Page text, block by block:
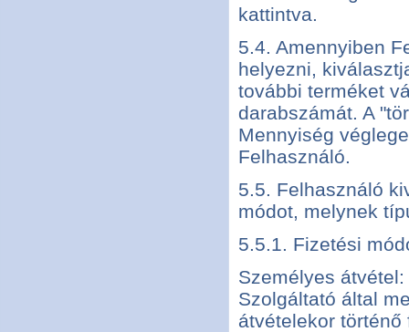
kattintva.
5.4. Amennyiben
helyezni,
további terméket
darabszámát. A
Mennyiség
Felhasználó.
5.5. Felhasználó
módot, melynek
5.5.1. Fizetési
Személyes
Szolgáltató által
átvételekor